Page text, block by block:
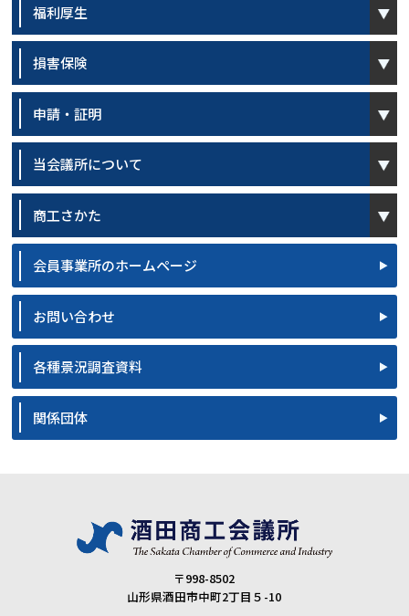
福利厚生
損害保険
申請・証明
当会議所について
商工さかた
会員事業所のホームページ
お問い合わせ
各種景況調査資料
関係団体
〒998-8502
山形県酒田市中町2丁目５-10